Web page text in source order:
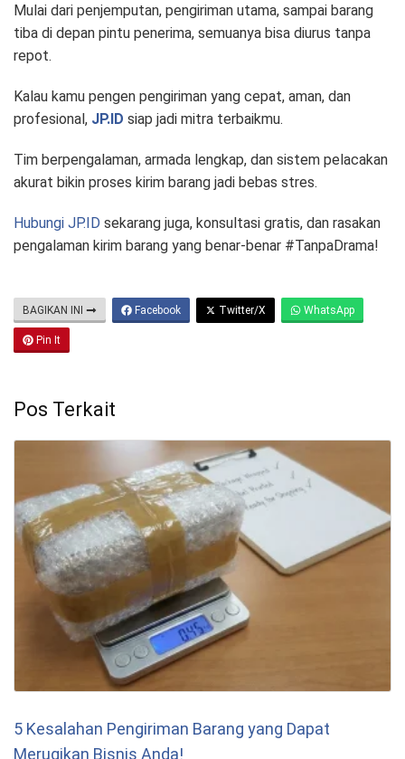
Mulai dari penjemputan, pengiriman utama, sampai barang
tiba di depan pintu penerima, semuanya bisa diurus tanpa
repot.
Kalau kamu pengen pengiriman yang cepat, aman, dan
profesional, JP.ID siap jadi mitra terbaikmu.
Tim berpengalaman, armada lengkap, dan sistem pelacakan
akurat bikin proses kirim barang jadi bebas stres.
Hubungi JP.ID sekarang juga, konsultasi gratis, dan rasakan
pengalaman kirim barang yang benar-benar #TanpaDrama!
BAGIKAN INI Facebook Twitter/X WhatsApp
Pin It
Pos Terkait
5 Kesalahan Pengiriman Barang yang Dapat
Merugikan Bisnis Anda!